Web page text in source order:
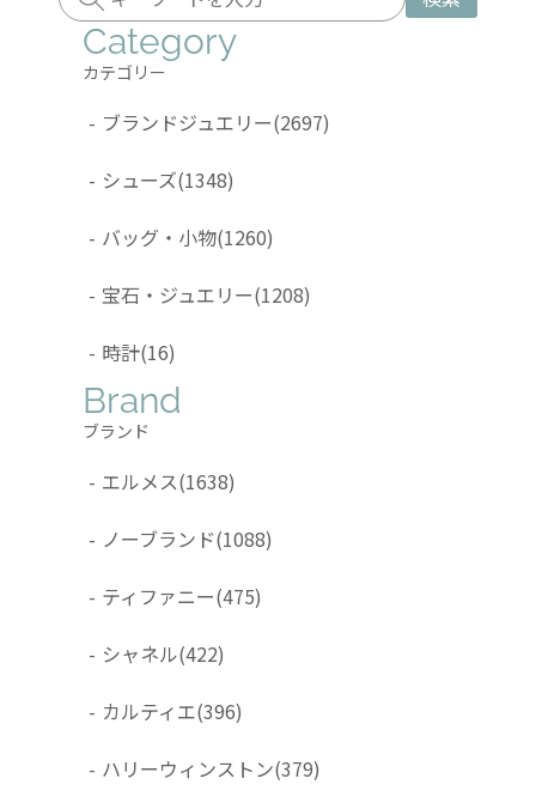
Category
カテゴリー
- ブランドジュエリー(2697)
- シューズ(1348)
- バッグ・小物(1260)
- 宝石・ジュエリー(1208)
- 時計(16)
Brand
ブランド
- エルメス(1638)
- ノーブランド(1088)
- ティファニー(475)
- シャネル(422)
- カルティエ(396)
- ハリーウィンストン(379)